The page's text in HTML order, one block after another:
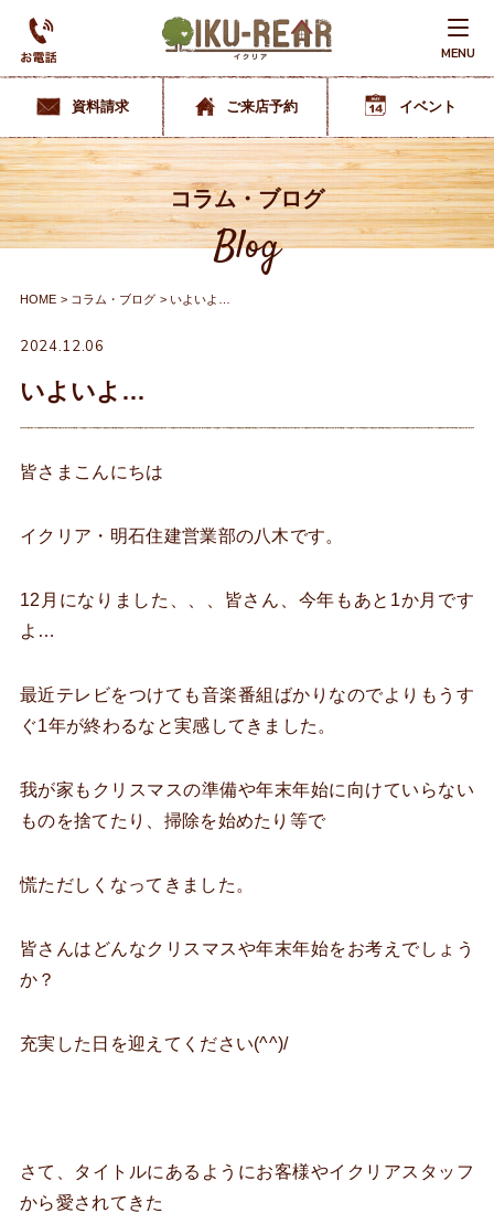
MENU
資料請求 ご来店予約 イベント
コラム・ブログ
Blog
HOME コラム・ブログ いよいよ…
2024.12.06
いよいよ…
皆さまこんにちは
イクリア・明石住建営業部の八木です。
12月になりました、、、皆さん、今年もあと1か月です
よ…
最近テレビをつけても音楽番組ばかりなのでよりもうす
ぐ1年が終わるなと実感してきました。
我が家もクリスマスの準備や年末年始に向けていらない
ものを捨てたり、掃除を始めたり等で
慌ただしくなってきました。
皆さんはどんなクリスマスや年末年始をお考えでしょう
か？
充実した日を迎えてください(^^)/
さて、タイトルにあるようにお客様やイクリアスタッフ
から愛されてきた